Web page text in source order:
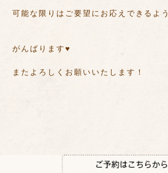
可能な限りはご要望にお応えできるよう
がんばります♥️
またよろしくお願いいたします！